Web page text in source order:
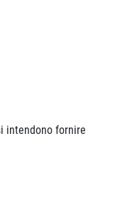
intendono fornire